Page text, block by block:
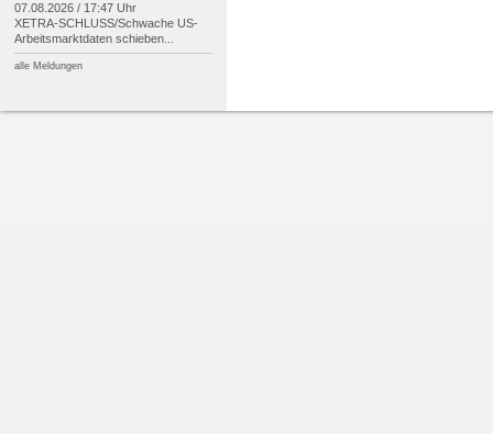
07.08.2026 / 17:47 Uhr
XETRA-SCHLUSS/Schwache US-
Arbeitsmarktdaten schieben...
alle Meldungen